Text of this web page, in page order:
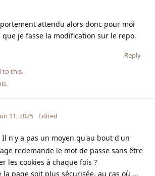
attendu alors donc pour moi
je fasse la modification sur le repo.
Reply
to this.
.
11, 2025 Edited
Il n'y a pas un moyen qu'au bout d'un
redemande le mot de passe sans être
les cookies à chaque fois ?
page soit plus sécurisée, au cas où ...